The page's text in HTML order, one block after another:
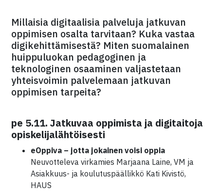
Millaisia digitaalisia palveluja jatkuvan
oppimisen osalta tarvitaan? Kuka vastaa
digikehittämisestä? Miten suomalainen
huippuluokan pedagoginen ja
teknologinen osaaminen valjastetaan
yhteisvoimin palvelemaan jatkuvan
oppimisen tarpeita?
pe 5.11. Jatkuvaa oppimista ja digitaitoja
opiskelijalähtöisesti
eOppiva – jotta jokainen voisi oppia
Neuvotteleva virkamies Marjaana Laine, VM ja
Asiakkuus- ja koulutuspäällikkö Kati Kivistö,
HAUS